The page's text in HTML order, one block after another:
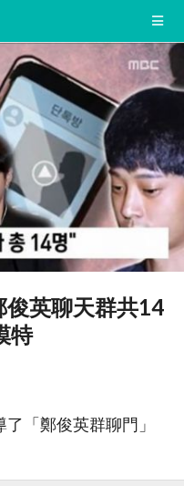
俊英聊天群共14
特
「鄭俊英群聊門」